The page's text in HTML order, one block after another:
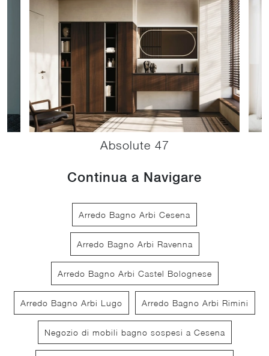
Absolute 47
Continua a Navigare
Arredo Bagno Arbi Cesena
Arredo Bagno Arbi Ravenna
Arredo Bagno Arbi Castel Bolognese
Arredo Bagno Arbi Lugo Arredo Bagno Arbi Rimini
Negozio di mobili bagno sospesi a Cesena